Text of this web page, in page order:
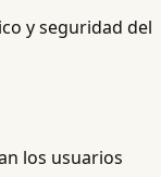
y seguridad del
los usuarios